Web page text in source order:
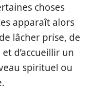
choses
apparaît alors
lâcher prise, de
d’accueillir un
spirituel ou